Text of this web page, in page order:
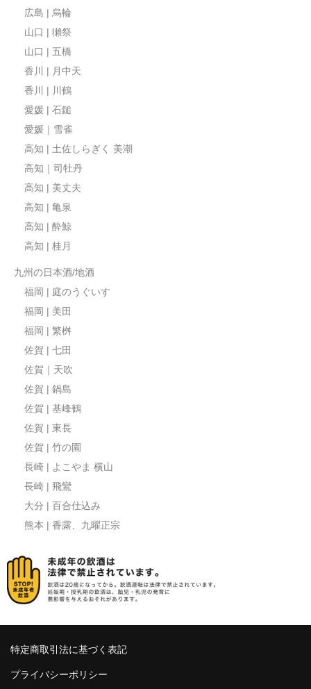
広島 | 烏輪
山口 | 獺祭
山口 | 五橋
香川 | 月中天
香川 | 川鶴
愛媛 | 石鎚
愛媛｜雪雀
高知 | 土佐しらぎく 美潮
高知｜司牡丹
高知 | 美丈夫
高知 | 亀泉
高知 | 酔鯨
高知 | 桂月
九州の日本酒/地酒
福岡 | 庭のうぐいす
福岡 | 美田
福岡 | 繁桝
佐賀 | 七田
佐賀｜天吹
佐賀 | 鍋島
佐賀 | 基峰鶴
佐賀 | 東長
佐賀 | 竹の園
長崎 | よこやま 横山
長崎 | 飛鸞
大分 | 百合仕込み
熊本 | 香露、九曜正宗
特定商取引法に基づく表記
プライバシーポリシー